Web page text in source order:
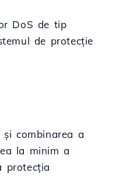
DoS de tip
de protecție
combinarea a
la minim a
protecția